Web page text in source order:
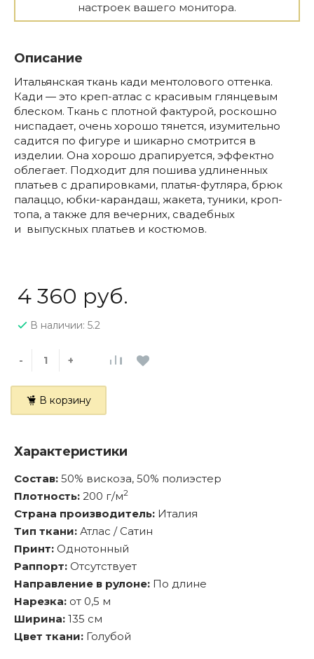
настроек вашего монитора.
Описание
Итальянская ткань кади ментолового оттенка.
Кади — это креп-атлас с красивым глянцевым
блеском. Ткань с плотной фактурой, роскошно
ниспадает, очень хорошо тянется, изумительно
садится по фигуре и шикарно смотрится в
изделии. Она хорошо драпируется, эффектно
облегает. Подходит для пошива удлиненных
платьев с драпировками, платья-футляра, брюк
палаццо, юбки-карандаш, жакета, туники, кроп-
топа, а также для вечерних, свадебных
и выпускных платьев и костюмов.
4 360 руб.
В наличии: 5.2
- +
В корзину
Характеристики
Состав: 50% вискоза, 50% полиэстер
Плотность: 200 г/м2
Страна производитель: Италия
Тип ткани: Атлас / Сатин
Принт: Однотонный
Раппорт: Отсутствует
Направление в рулоне: По длине
Нарезка: от 0,5 м
Ширина: 135 см
Цвет ткани: Голубой